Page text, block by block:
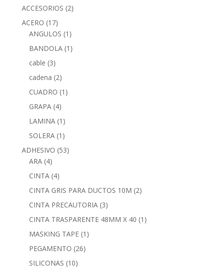
ACCESORIOS (2)
ACERO (17)
ANGULOS (1)
BANDOLA (1)
cable (3)
cadena (2)
CUADRO (1)
GRAPA (4)
LAMINA (1)
SOLERA (1)
ADHESIVO (53)
ARA (4)
CINTA (4)
CINTA GRIS PARA DUCTOS 10M (2)
CINTA PRECAUTORIA (3)
CINTA TRASPARENTE 48MM X 40 (1)
MASKING TAPE (1)
PEGAMENTO (26)
SILICONAS (10)